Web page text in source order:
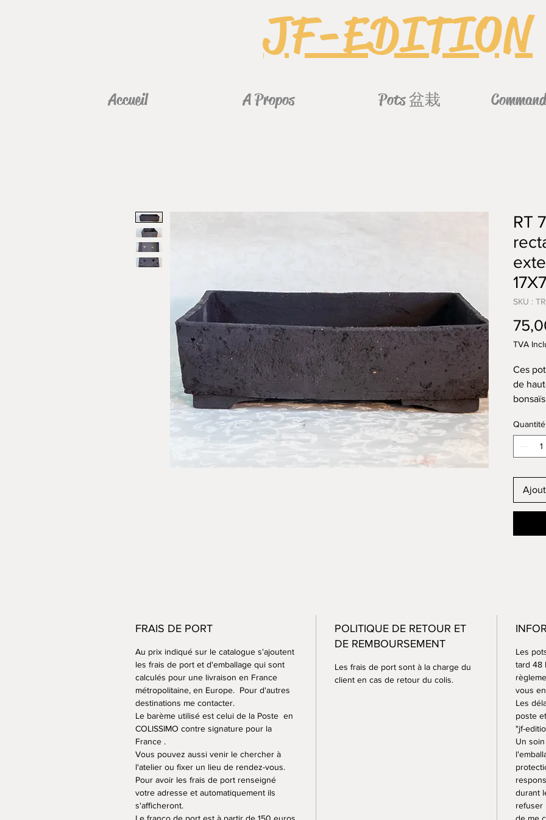
JF-EDITION
Accueil A Propos Pots 盆栽
RT
SKU :
TVA
Ces
de
une
Le
ou
des
un
des
à 1250°.
brute,
à 1250°
A
donc
Quantité
FRAIS DE PORT
Au prix indiqué sur le catalogue s'ajoutent
les frais de port et d'emballage qui sont
calculés pour une livraison en France
métropolitaine, en Europe. Pour d'autres
destinations me contacter.
Le barème utilisé est celui de la Poste en
COLISSIMO contre signature pour la
France .
Vous pouvez aussi venir le chercher à
l'atelier ou fixer un lieu de rendez-vous.
Pour avoir les frais de port renseigné
votre adresse et automatiquement ils
s'afficheront.
POLITIQUE DE RETOUR ET
DE REMBOURSEMENT
Les frais de port sont à la charge du
client en cas de retour du colis.
Les
tard 48
vous
Les
poste
"jf-
Un
durant
refuser